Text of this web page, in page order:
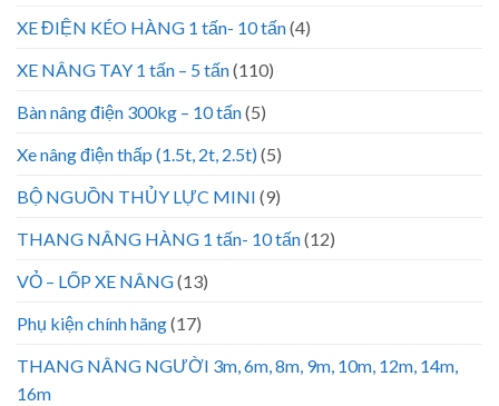
XE ĐIỆN KÉO HÀNG 1 tấn- 10 tấn(4)
XE NÂNG TAY 1 tấn – 5 tấn(110)
Bàn nâng điện 300kg – 10 tấn(5)
Xe nâng điện thấp (1.5t, 2t, 2.5t)(5)
BỘ NGUỒN THỦY LỰC MINI (9)
THANG NÂNG HÀNG 1 tấn- 10 tấn(12)
VỎ – LỐP XE NÂNG(13)
Phụ kiện chính hãng(17)
THANG NÂNG NGƯỜI 3m, 6m, 8m, 9m, 10m, 12m, 14m,
16m